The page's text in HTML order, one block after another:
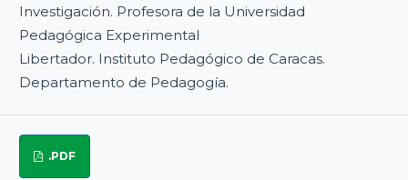
Investigación. Profesora de la Universidad
Pedagógica Experimental
Libertador. Instituto Pedagógico de Caracas.
Departamento de Pedagogía.
.PDF